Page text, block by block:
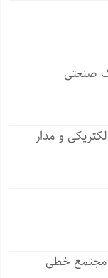
صنعتی
و مدار
مجتمع خطی